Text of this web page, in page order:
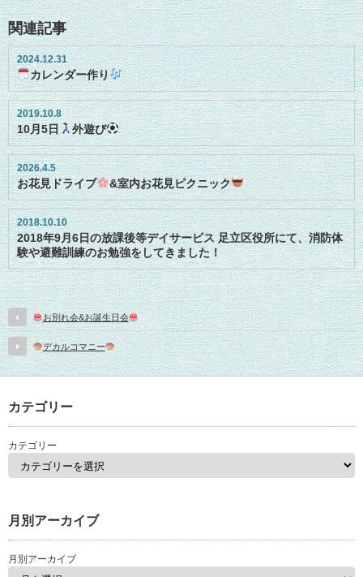
関連記事
2024.12.31
カレンダー作り
2019.10.8
10月5日 外遊び
2026.4.5
お花見ドライブ &室内お花見ピクニック
2018.10.10
2018年9月6日の放課後等デイサービス 足立区役所にて、消防体
験や避難訓練のお勉強をしてきました！
お別れ会&お誕生日会
デカルコマニー
カテゴリー
カテゴリー
月別アーカイブ
月別アーカイブ